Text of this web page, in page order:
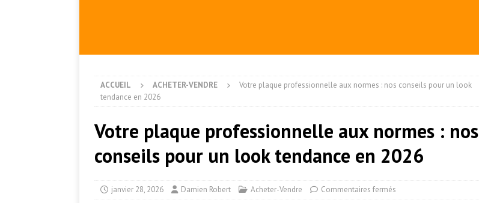
ACCUEIL ACHETER-VENDRE
Votre plaque professionnelle aux normes : nos conseils pour un look
tendance en 2026
Votre plaque professionnelle aux normes : nos
conseils pour un look tendance en 2026
janvier 28, 2026 Damien Robert Acheter-Vendre Commentaires fermés